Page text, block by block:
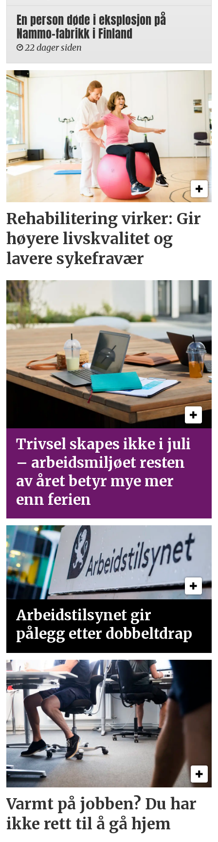
En person døde i eksplosjon på
Nammo-fabrikk i Finland
22 dager siden
Rehabilitering virker: Gir
høyere livskvalitet og
lavere sykefravær
Trivsel skapes ikke i juli
– arbeid­smiljøet resten
av året betyr mye mer
enn ferien
Arbeidstilsynet gir
pålegg etter dobbeltdrap
Varmt på jobben? Du har
ikke rett til å gå hjem